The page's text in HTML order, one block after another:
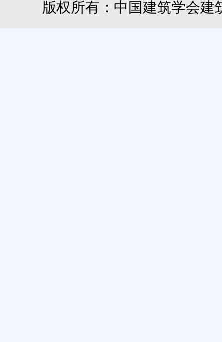
版权所有：中国建筑学会